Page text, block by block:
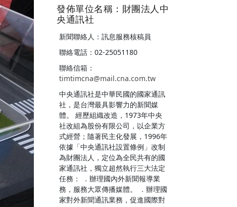
發佈單位名稱：財團法人中
央通訊社
新聞聯絡人：訊息服務核稿員
聯絡電話：02-25051180
聯絡信箱：
timtimcna@mail.cna.com.tw
中央通訊社是中華民國的國家通訊
社，是台灣最具影響力的新聞媒
體。 經歷組織改造，1973年中央
社改組為股份有限公司，以企業方
式經營；隨著民主化發展，1996年
依據「中央通訊社設置條例」改制
為財團法人，定位為全民共有的國
家通訊社，獨立超然執行三大法定
任務： ．辦理國內外新聞報導業
務，服務大眾傳播媒體。 ．辦理國
家對外新聞通訊業務，促進國際對